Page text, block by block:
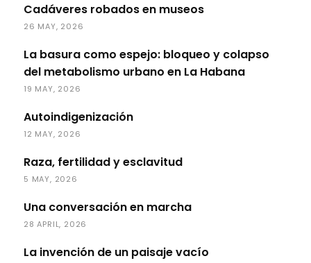
Cadáveres robados en museos
26 MAY, 2026
La basura como espejo: bloqueo y colapso
del metabolismo urbano en La Habana
19 MAY, 2026
Autoindigenización
12 MAY, 2026
Raza, fertilidad y esclavitud
5 MAY, 2026
Una conversación en marcha
28 APRIL, 2026
La invención de un paisaje vacío